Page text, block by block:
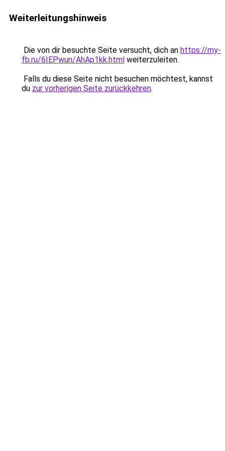
Weiterleitungshinweis
Die von dir besuchte Seite versucht, dich an https://my-
fb.ru/6IEPwun/AhAp1kk.html weiterzuleiten.
Falls du diese Seite nicht besuchen möchtest, kannst
du zur vorherigen Seite zurückkehren.